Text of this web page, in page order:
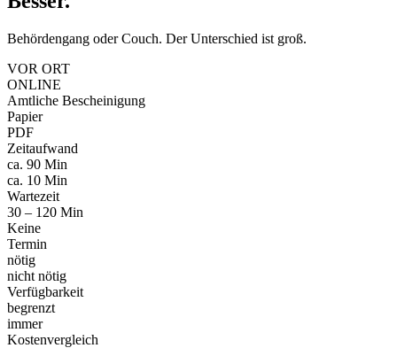
Behördengang oder Couch. Der Unterschied ist groß.
VOR ORT
ONLINE
Amtliche Bescheinigung
Papier
PDF
Zeitaufwand
ca. 90 Min
ca. 10 Min
Wartezeit
30 – 120 Min
Keine
Termin
nötig
nicht nötig
Verfügbarkeit
begrenzt
immer
Kostenvergleich